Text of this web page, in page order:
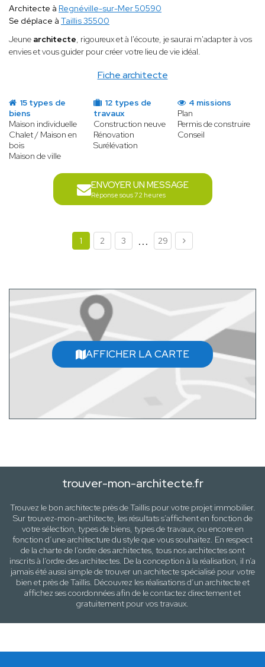
Fiche architecte
Architecte à Regnéville-sur-Mer 50590
Se déplace à Taillis 35500
Jeune architecte, rigoureux et à l'écoute, je saurai m'adapter à vos
envies et vous guider pour créer votre lieu de vie idéal.
15 types de
biens
Maison individuelle
Chalet / Maison en
bois
Maison de ville
12 types de
travaux
Construction neuve
Rénovation
Surélévation
4 missions
Plan
Permis de construire
Conseil
ENVOYER UN MESSAGE
Réponse sous 72 heures
1 2 3 ... 29
AFFICHER LA CARTE
trouver-mon-architecte.fr
Trouvez le bon architecte près deTaillispour votre projet immobilier.
Sur trouvez-mon-architecte, les résultats s’affichent en fonction de
votre sélection, types de biens, types de travaux, ou encore en
fonction d’une architecturedu style que vous souhaitez. En respect
de la charte de l’ordre des architectes, tous nos architectes sont
inscrits à l’ordre des architectes. De la conception à la réalisation, il n’a
jamais été aussi simple de trouver un architecte spécialisé pour votre
bien et près deTaillis. Découvrez les réalisations d’un architecte et
affichez ses coordonnées afin de le contactez directement et
gratuitement pourvos travaux.